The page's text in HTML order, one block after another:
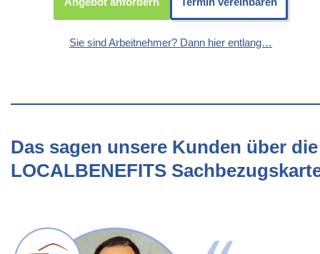
Sie sind Arbeitnehmer? Dann hier entlang…
Das sagen unsere Kunden über die
LOCALBENEFITS